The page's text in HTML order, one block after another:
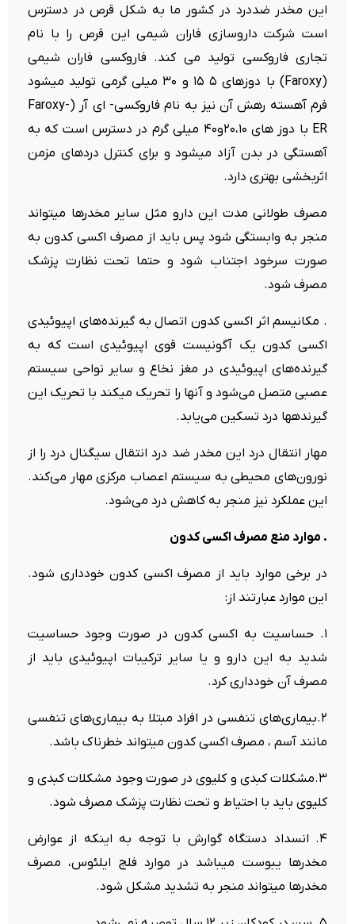
این مخدر ضددرد در کشور ما به شکل قرص در دسترس
است شرکت داروسازی فاران شیمی این قرص را با نام
تجاری فاروکسی تولید می کند. فاروکسی فاران شیمی
(Faroxy) با دوزهای ۵ ۱۵ و ۳۰ میلی گرمی تولید میشود
فرم آهسته رهش آن نیز به نام فاروکسی- ای آر (Faroxy-
ER با دوز های ۲۰،۱۰و۴۰ میلی گرم در دسترس است که به
آهستگی در بدن آزاد میشود و برای کنترل دردهای مزمن
اثربخشی بهتری دارد.
مصرف طولانی مدت این دارو مثل سایر مخدرها میتواند
منجر به وابستگی شود پس باید از مصرف اکسی کدون به
صورت سرخود اجتناب شود و حتما تحت نظارت پزشک
مصرف شود.
. مکانیسم اثر اکسی کدون اتصال به گیرنده‌های اپیوئیدی
اکسی کدون یک آگونیست قوی اپیوئیدی است که به
گیرنده‌های اپیوئیدی در مغز نخاع و سایر نواحی سیستم
عصبی متصل می‌شود و آنها را تحریک میکند با تحریک این
گیرندهها درد تسکین می‌یابد.
مهار انتقال درد این مخدر ضد درد انتقال سیگنال درد را از
نورون‌های محیطی به سیستم اعصاب مرکزی مهار می‌کند.
این عملکرد نیز منجر به کاهش درد می‌شود.
. موارد منع مصرف اکسی کدون
در برخی موارد باید از مصرف اکسی کدون خودداری شود.
این موارد عبارتند از:
۱. حساسیت به اکسی کدون در صورت وجود حساسیت
شدید به این دارو و یا سایر ترکیبات اپیوئیدی باید از
مصرف آن خودداری کرد.
۲.بیماری‌های تنفسی در افراد مبتلا به بیماری‌های تنفسی
مانند آسم ، مصرف اکسی کدون میتواند خطرناک باشد.
۳.مشکلات کبدی و کلیوی در صورت وجود مشکلات کبدی و
کلیوی باید با احتیاط و تحت نظارت پزشک مصرف شود.
۴. انسداد دستگاه گوارش با توجه به اینکه از عوارض
مخدرها یبوست میباشد در موارد فلج ایلئوس، مصرف
مخدرها میتواند منجر به تشدید مشکل شود.